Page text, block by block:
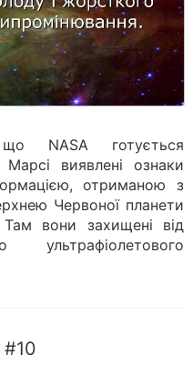
що NASA готується
виявлені ознаки
отриманою з
Червоної планети
Там вони захищені від